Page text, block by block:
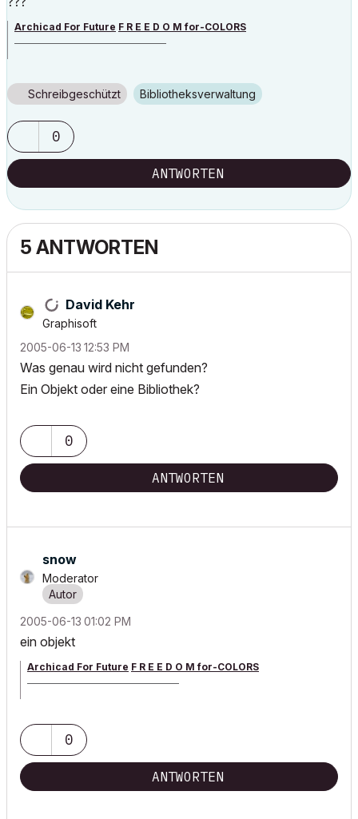
Archicad For Future F R E E D O M for-COLORS
Schreibgeschützt Bibliotheksverwaltung
0
ANTWORTEN
5 ANTWORTEN
David Kehr
Graphisoft
‎2005-06-13 12:53 PM
Was genau wird nicht gefunden?
Ein Objekt oder eine Bibliothek?
0
ANTWORTEN
snow
Moderator
‎2005-06-13 01:02 PM
ein objekt
Archicad For Future F R E E D O M for-COLORS
0
ANTWORTEN